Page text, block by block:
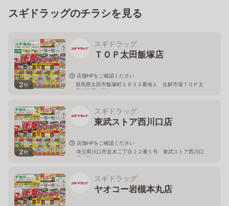
スギドラッグのチラシを見る
2枚
スギドラッグ
ＴＯＰ太田飯塚店
店舗HPをご確認ください
群馬県太田市飯塚町１９３３番地１ 生鮮市場ＴＯＰ太
田飯塚店１階
2枚
スギドラッグ
東武ストア西川口店
店舗HPをご確認ください
埼玉県川口市並木二丁目２２番１号 東武ストア西川口
店２階
スギドラッグ
ヤオコー岩槻本丸店